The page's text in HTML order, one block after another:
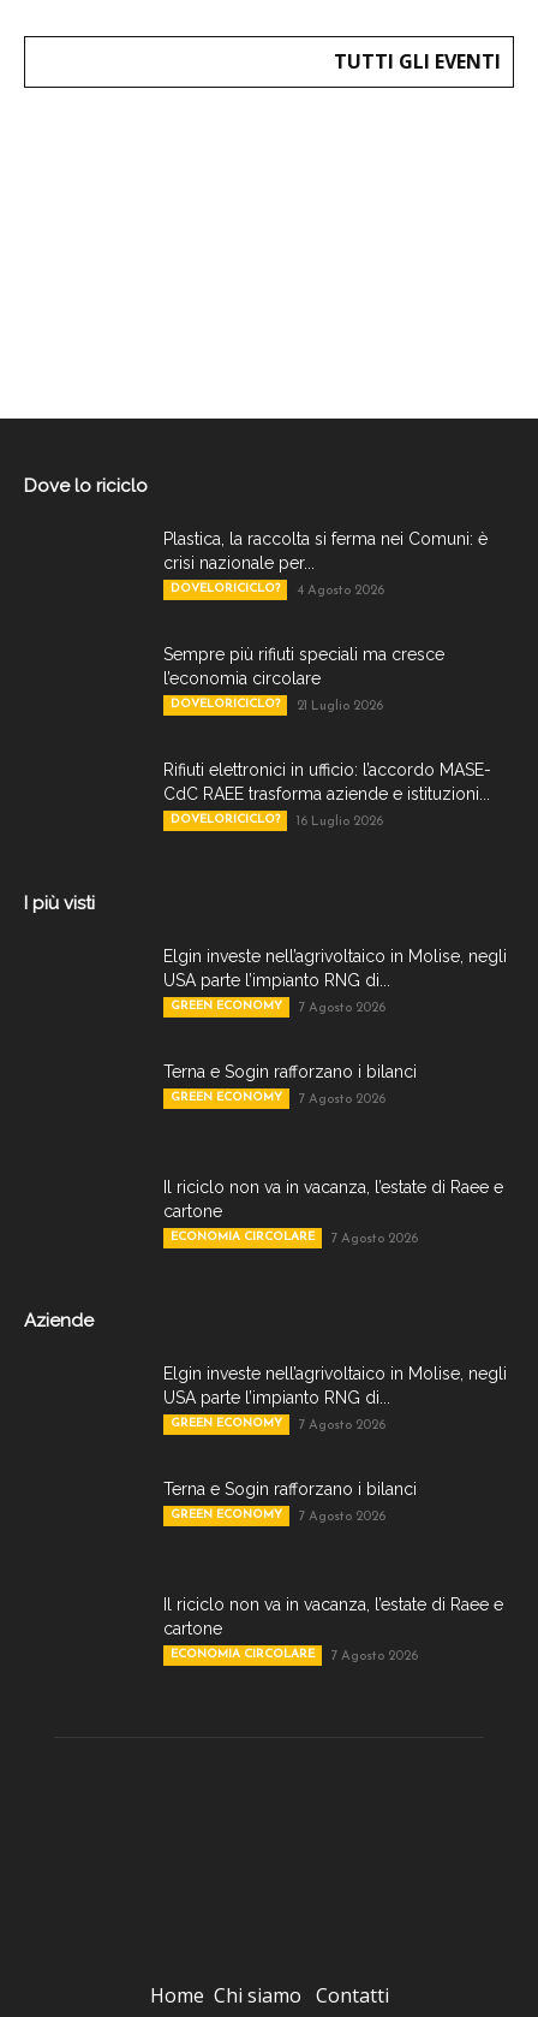
TUTTI GLI EVENTI
Dove lo riciclo
Plastica, la raccolta si ferma nei Comuni: è
crisi nazionale per...
DOVELORICICLO? 4 Agosto 2026
Sempre più rifiuti speciali ma cresce
l’economia circolare
DOVELORICICLO? 21 Luglio 2026
Rifiuti elettronici in ufficio: l’accordo MASE-
CdC RAEE trasforma aziende e istituzioni...
DOVELORICICLO? 16 Luglio 2026
I più visti
Elgin investe nell’agrivoltaico in Molise, negli
USA parte l’impianto RNG di...
GREEN ECONOMY 7 Agosto 2026
Terna e Sogin rafforzano i bilanci
GREEN ECONOMY 7 Agosto 2026
Il riciclo non va in vacanza, l’estate di Raee e
cartone
ECONOMIA CIRCOLARE 7 Agosto 2026
Aziende
Elgin investe nell’agrivoltaico in Molise, negli
USA parte l’impianto RNG di...
GREEN ECONOMY 7 Agosto 2026
Terna e Sogin rafforzano i bilanci
GREEN ECONOMY 7 Agosto 2026
Il riciclo non va in vacanza, l’estate di Raee e
cartone
ECONOMIA CIRCOLARE 7 Agosto 2026
Home Chi siamo Contatti